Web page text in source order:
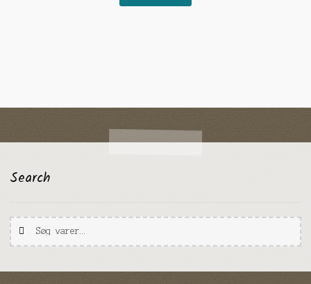
Search
Søg
efter:
Søg